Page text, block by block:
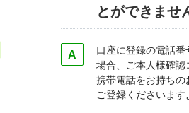
とができませ
口座に登録の電話
場合、ご本人様確認
携帯電話をお持ちの
ご登録くださいます